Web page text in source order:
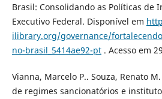
Brasil: Consolidando as Políticas de
Executivo Federal. Disponível em
ilibrary.org/governance/
no-brasil_5414ae92-pt. Acesso em
Vianna, Marcelo P.. Souza, Renato
de regimes sancionatórios e